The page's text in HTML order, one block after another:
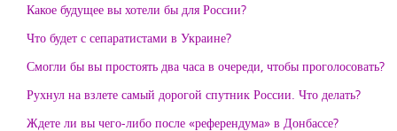
Какое будущее вы хотели бы для России?
Что будет с сепаратистами в Украине?
Смогли бы вы простоять два часа в очереди, чтобы проголосовать?
Рухнул на взлете самый дорогой спутник России. Что делать?
Ждете ли вы чего-либо после «референдума» в Донбассе?